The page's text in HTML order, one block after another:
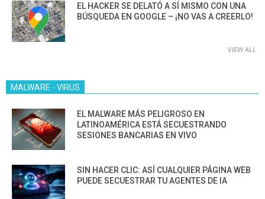
EL HACKER SE DELATÓ A SÍ MISMO CON UNA
BÚSQUEDA EN GOOGLE – ¡NO VAS A CREERLO!
VIEW ALL
MALWARE - VIRUS
EL MALWARE MÁS PELIGROSO EN
LATINOAMÉRICA ESTÁ SECUESTRANDO
SESIONES BANCARIAS EN VIVO
SIN HACER CLIC: ASÍ CUALQUIER PÁGINA WEB
PUEDE SECUESTRAR TU AGENTES DE IA